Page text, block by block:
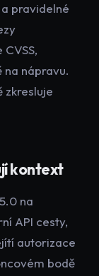
a pravidelné
na nápravu.
zkresluje
kontext
na
API cesty,
autorizace
bodě